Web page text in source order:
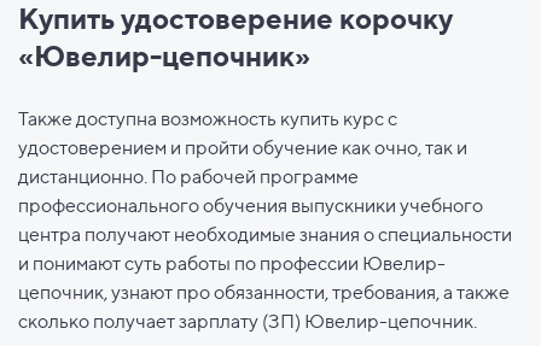
Купить удостоверение корочку
«Ювелир-цепочник»
Также доступна возможность купить курс с
удостоверением и пройти обучение как очно, так и
дистанционно. По рабочей программе
профессионального обучения выпускники учебного
центра получают необходимые знания о специальности
и понимают суть работы по профессии Ювелир-
цепочник, узнают про обязанности, требования, а также
сколько получает зарплату (ЗП) Ювелир-цепочник.